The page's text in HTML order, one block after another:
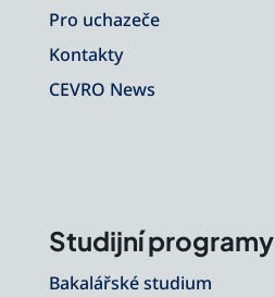
Pro uchazeče
Kontakty
CEVRO News
Studijní programy
Bakalářské studium